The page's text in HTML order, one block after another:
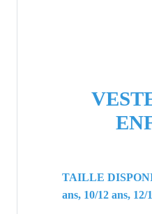
TAILLE
ans, 10/12 ans, 12/